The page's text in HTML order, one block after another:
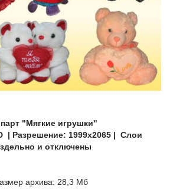
"Мягкие игрушки"
| Разрешение: 1999x2065 | Слои
и отключены
архива: 28,3 Мб